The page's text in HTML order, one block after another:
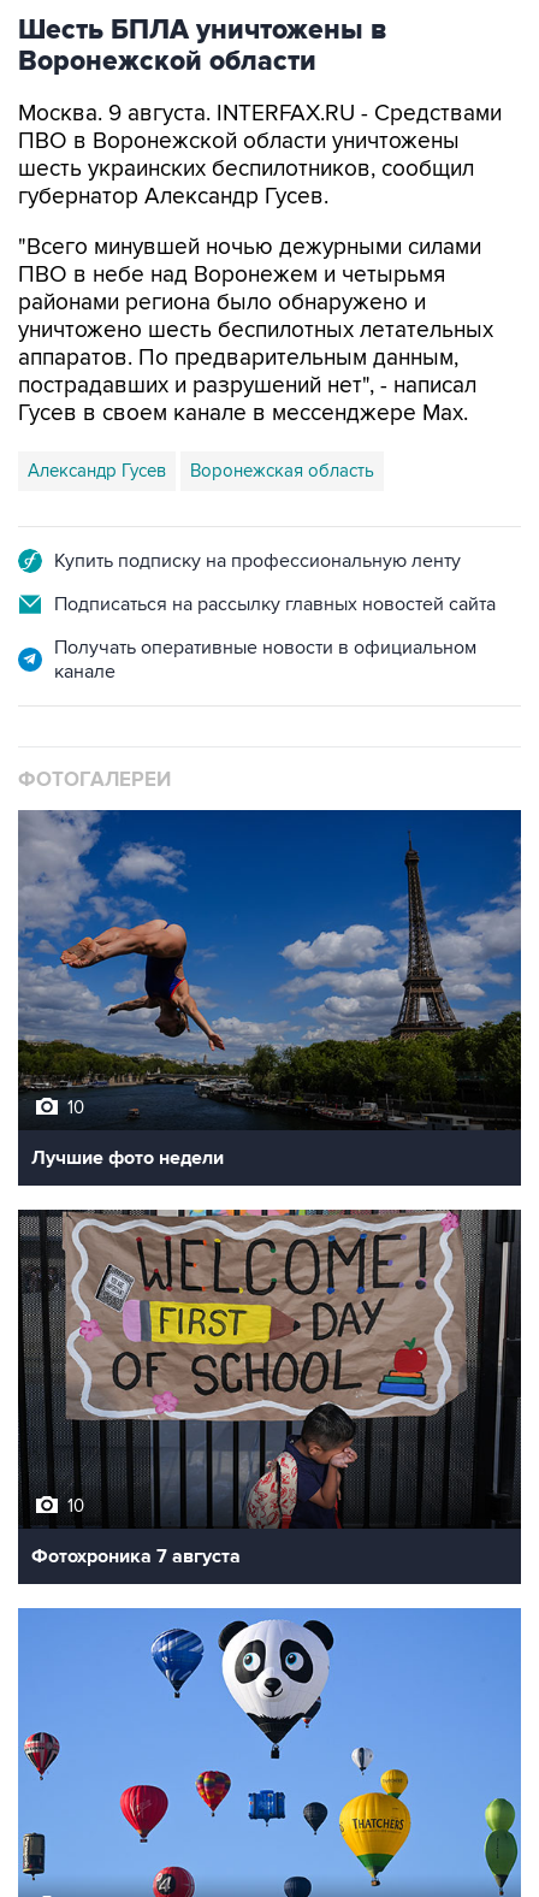
Шесть БПЛА уничтожены в
Воронежской области
Москва. 9 августа. INTERFAX.RU - Средствами
ПВО в Воронежской области уничтожены
шесть украинских беспилотников, сообщил
губернатор Александр Гусев.
"Всего минувшей ночью дежурными силами
ПВО в небе над Воронежем и четырьмя
районами региона было обнаружено и
уничтожено шесть беспилотных летательных
аппаратов. По предварительным данным,
пострадавших и разрушений нет", - написал
Гусев в своем канале в мессенджере Max.
Александр Гусев Воронежская область
Купить подписку на профессиональную ленту
Подписаться на рассылку главных новостей сайта
Получать оперативные новости в официальном
канале
ФОТОГАЛЕРЕИ
10
Лучшие фото недели
10
Фотохроника 7 августа